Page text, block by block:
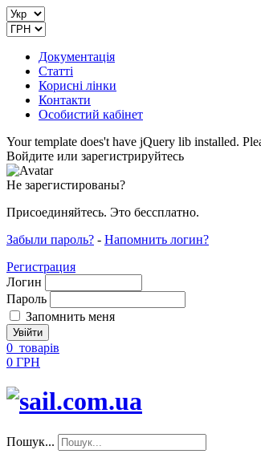
Документація
Статті
Корисні лінки
Контакти
Особистий кабінет
Your template does't have jQuery lib installed.
Войдите или зарегистрируйтесь
Не зарегистированы?
Присоединяйтесь. Это бессплатно.
Забыли пароль? - Напомнить логин?
Регистрация
Логин
Пароль
Запомнить меня
0 товарів
0 ГРН
Пошук...